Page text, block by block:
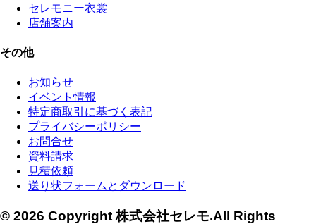
セレモニー衣裳
店舗案内
その他
お知らせ
イベント情報
特定商取引に基づく表記
プライバシーポリシー
お問合せ
資料請求
見積依頼
送り状フォームとダウンロード
© 2026 Copyright 株式会社セレモ.All Rights